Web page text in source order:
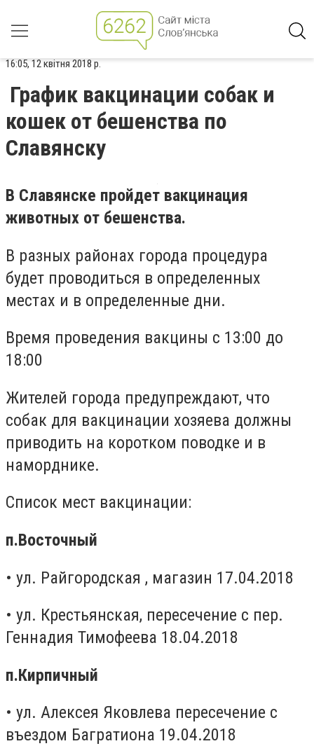
16:05, 12 квітня 2018 р.
График вакцинации собак и
кошек от бешенства по
Славянску
В Славянске пройдет вакцинация
животных от бешенства.
В разных районах города процедура
будет проводиться в определенных
местах и в определенные дни.
Время проведения вакцины с 13:00 до
18:00
Жителей города предупреждают, что
собак для вакцинации хозяева должны
приводить на коротком поводке и в
наморднике.
Список мест вакцинации:
п.Восточный
• ул. Райгородская , магазин 17.04.2018
• ул. Крестьянская, пересечение с пер.
Геннадия Тимофеева 18.04.2018
п.Кирпичный
• ул. Алексея Яковлева пересечение с
въездом Багратиона 19.04.2018